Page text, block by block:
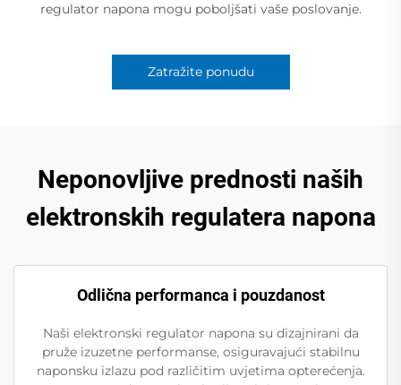
regulator napona mogu poboljšati vaše poslovanje.
Zatražite ponudu
Neponovljive prednosti naših
elektronskih regulatera napona
Odlična performanca i pouzdanost
Naši elektronski regulator napona su dizajnirani da
pruže izuzetne performanse, osiguravajući stabilnu
naponsku izlazu pod različitim uvjetima opterećenja.